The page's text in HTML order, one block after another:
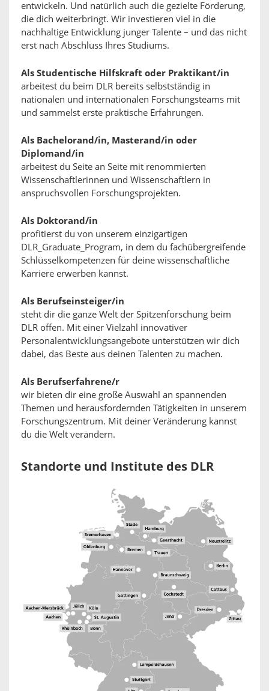
entwickeln. Und natürlich auch die gezielte Förderung,
die dich weiterbringt. Wir investieren viel in die
nachhaltige Entwicklung junger Talente – und das nicht
erst nach Abschluss Ihres Studiums.
Als Studentische Hilfskraft oder Praktikant/in
arbeitest du beim DLR bereits selbstständig in
nationalen und internationalen Forschungsteams mit
und sammelst erste praktische Erfahrungen.
Als Bachelorand/in, Masterand/in oder
Diplomand/in
arbeitest du Seite an Seite mit renommierten
Wissenschaftlerinnen und Wissenschaftlern in
anspruchsvollen Forschungsprojekten.
Als Doktorand/in
profitierst du von unserem einzigartigen
DLR_Graduate_Program, in dem du fachübergreifende
Schlüsselkompetenzen für deine wissenschaftliche
Karriere erwerben kannst.
Als Berufseinsteiger/in
steht dir die ganze Welt der Spitzenforschung beim
DLR offen. Mit einer Vielzahl innovativer
Personalentwicklungsangebote unterstützen wir dich
dabei, das Beste aus deinen Talenten zu machen.
Als Berufserfahrene/r
wir bieten dir eine große Auswahl an spannenden
Themen und herausfordernden Tätigkeiten in unserem
Forschungszentrum. Mit deiner Veränderung kannst
du die Welt verändern.
Standorte und Institute des DLR